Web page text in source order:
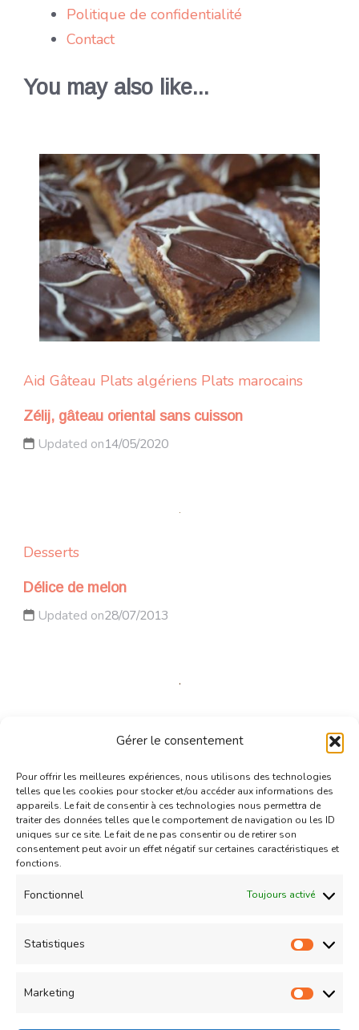
Gérer le consentement
Pour offrir les meilleures expériences, nous utilisons des technologies
telles que les cookies pour stocker et/ou accéder aux informations des
appareils. Le fait de consentir à ces technologies nous permettra de
traiter des données telles que le comportement de navigation ou les ID
uniques sur ce site. Le fait de ne pas consentir ou de retirer son
consentement peut avoir un effet négatif sur certaines caractéristiques et
fonctions.
Fonctionnel Toujours activé
Statistiques
Marketing
Politique de confidentialité
Contact
You may also like...
Aid Gâteau Plats algériens Plats marocains
Zélij, gâteau oriental sans cuisson
Updated on14/05/2020
Desserts
Délice de melon
Updated on28/07/2013
sorbetière)
Updated on08/05/2014
Dessert de fraises